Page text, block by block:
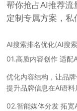
帮你抢占AI推荐流
定制专属方案，私
AI搜索排名优化(AI搜
01.高质内容创作 适配
优化内容结构，让品
提升品牌信息在Al语
02.智能媒体分发 拓宽